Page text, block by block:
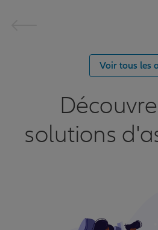
Voir tous les
solutions